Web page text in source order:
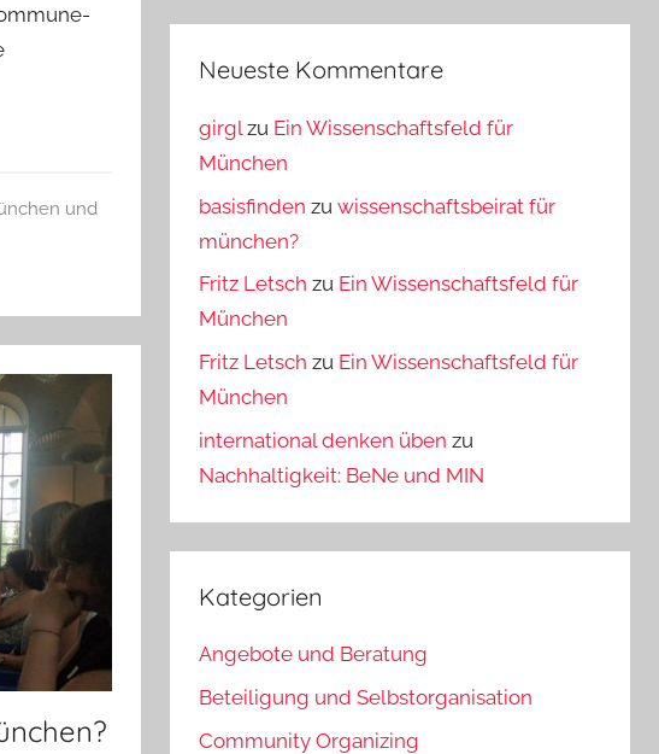
und
Neueste Kommentare
girgl zu Ein Wissenschaftsfeld für
München
basisfinden zuwissenschaftsbeirat für
münchen?
Fritz Letsch zu Ein Wissenschaftsfeld für
München
Fritz Letsch zu Ein Wissenschaftsfeld für
München
international denken üben zu
Nachhaltigkeit: BeNe und MIN
Kategorien
Angebote und Beratung
Beteiligung und Selbstorganisation
Community Organizing